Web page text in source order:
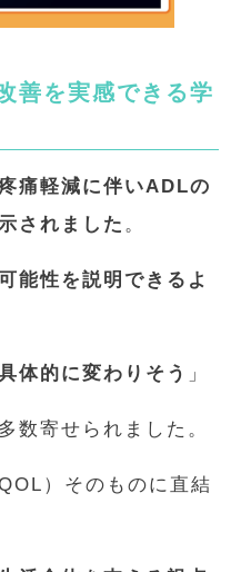
善を実感できる学
痛軽減に伴いADLの
されました 。
能性を説明できるよ
体的に変わりそう 」
数寄せられました。
）そのものに直結